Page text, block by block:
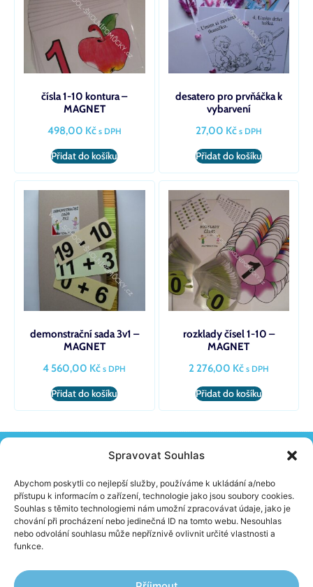
Spravovat Souhlas
Abychom poskytli co nejlepší služby, používáme k ukládání a/nebo
přístupu k informacím o zařízení, technologie jako jsou soubory cookies.
Souhlas s těmito technologiemi nám umožní zpracovávat údaje, jako je
chování při procházení nebo jedinečná ID na tomto webu. Nesouhlas
nebo odvolání souhlasu může nepříznivě ovlivnit určité vlastnosti a
funkce.
čísla 1-10 kontura –
MAGNET
498,00 Kč s DPH
Přidat do košíku
desatero pro prvňáčka k
vybarvení
27,00 Kč s DPH
Přidat do košíku
demonstrační sada 3v1 –
MAGNET
4 560,00 Kč s DPH
Přidat do košíku
rozklady čísel 1-10 –
MAGNET
2 276,00 Kč s DPH
Přidat do košíku
(+420) 603 230 152
info@school-skolnipomucky.cz
O FIRMĚ
Aktuality